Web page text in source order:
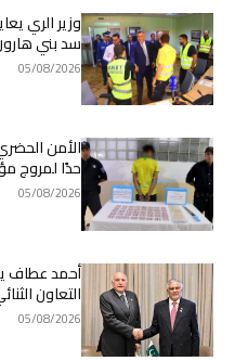
وزير الري
سد بني هارون
05/08/2026
الأمن
حدًا لمروج
05/08/2026
أحمد عطاف
التعاون
05/08/2026